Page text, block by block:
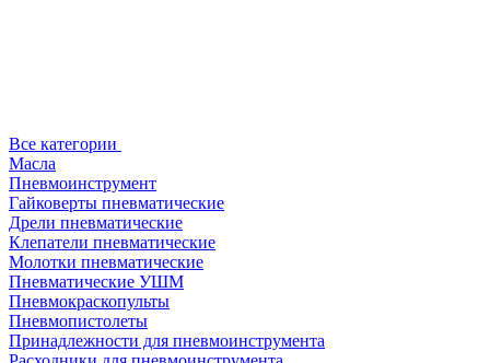
Все категории
Масла
Пневмоинструмент
Гайковерты пневматические
Дрели пневматические
Клепатели пневматические
Молотки пневматические
Пневматические УШМ
Пневмокраскопульты
Пневмопистолеты
Принадлежности для пневмоинструмента